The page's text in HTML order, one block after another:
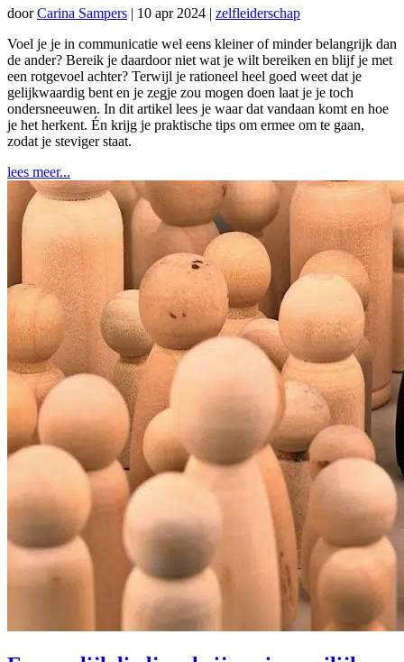
doorCarina Sampers | 10 apr 2024 | zelfleiderschap
Voel je je in communicatie wel eens kleiner of minder belangrijk dan
de ander? Bereik je daardoor niet wat je wilt bereiken en blijf je met
een rotgevoel achter? Terwijl je rationeel heel goed weet dat je
gelijkwaardig bent en je zegje zou mogen doen laat je je toch
ondersneeuwen. In dit artikel lees je waar dat vandaan komt en hoe
je het herkent. Én krijg je praktische tips om ermee om te gaan,
zodat je steviger staat.
lees meer...